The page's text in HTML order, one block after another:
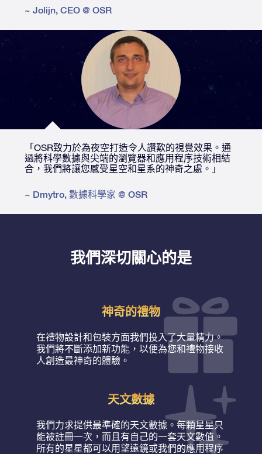
~ Jolijn, CEO @ OSR
「OSR致力於為夜空打造令人讚歎的視覺效果。通
過將科學數據與尖端的瀏覽器和應用程序技術相結
合，我們將讓您感受星空和星系的神奇之處。」
~ Dmytro, 數據科學家 @ OSR
我們深切關心的是
神奇的禮物
在禮物設計和包裝方面我們投入了大量精力。
我們將不斷添加新功能，以便為您和禮物接收
人創造最神奇的體驗。
天文數據
我們力求提供最準確的天文數據。每顆星星只
能被註冊一次，而且有自己的一套天文數值。
所有的星星都可以用望遠鏡或我們的應用程序